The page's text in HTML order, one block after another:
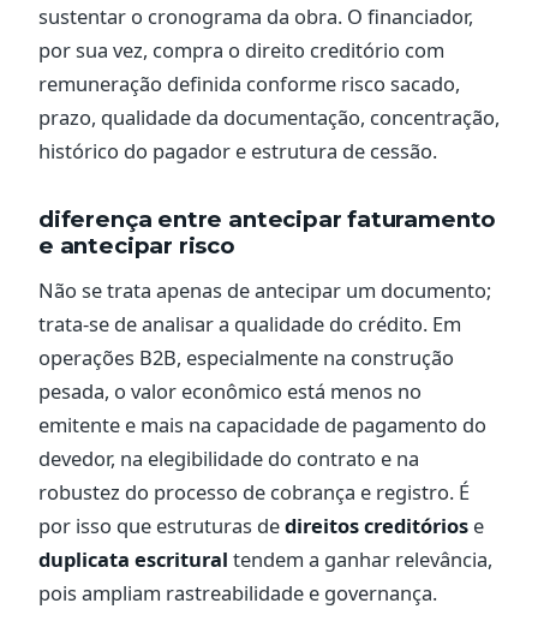
sustentar o cronograma da obra. O financiador,
por sua vez, compra o direito creditório com
remuneração definida conforme risco sacado,
prazo, qualidade da documentação, concentração,
histórico do pagador e estrutura de cessão.
diferença entre antecipar faturamento
e antecipar risco
Não se trata apenas de antecipar um documento;
trata-se de analisar a qualidade do crédito. Em
operações B2B, especialmente na construção
pesada, o valor econômico está menos no
emitente e mais na capacidade de pagamento do
devedor, na elegibilidade do contrato e na
robustez do processo de cobrança e registro. É
por isso que estruturas dedireitos creditórios e
duplicata escritural tendem a ganhar relevância,
pois ampliam rastreabilidade e governança.